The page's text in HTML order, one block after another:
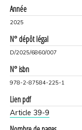
Année
2025
N° dépôt légal
D/2025/6860/007
N° isbn
978-2-87584-225-1
Lien pdf
Article 39-9